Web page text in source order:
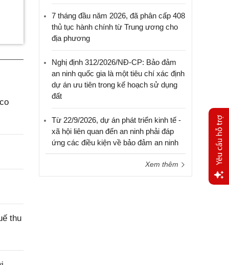
thu
7 tháng đầu năm 2026, đã phân cấp 408
thủ tục hành chính từ Trung ương cho
địa phương
Nghị định 312/2026/NĐ-CP: Bảo đảm
an ninh quốc gia là một tiêu chí xác định
dự án ưu tiên trong kế hoạch sử dụng
đất
Từ 22/9/2026, dự án phát triển kinh tế -
xã hội liên quan đến an ninh phải đáp
ứng các điều kiện về bảo đảm an ninh
Xem thêm